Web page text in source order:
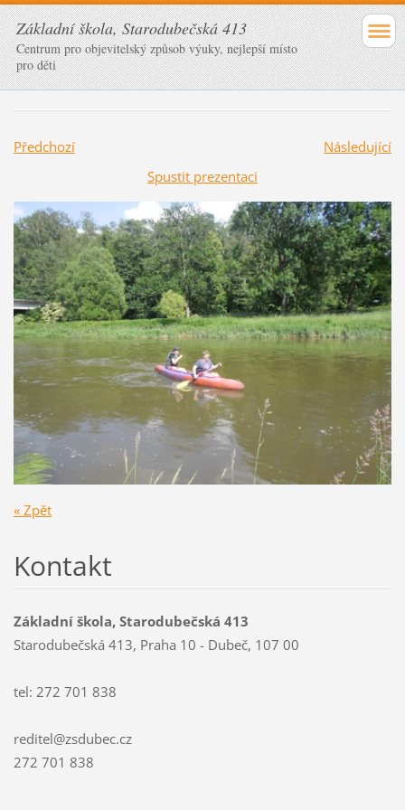
Základní škola, Starodubečská 413
Centrum pro objevitelský způsob výuky, nejlepší místo
pro děti
Předchozí
Následující
Spustit prezentaci
« Zpět
Kontakt
Základní škola, Starodubečská 413
Starodubečská 413, Praha 10 - Dubeč, 107 00
tel: 272 701 838
reditel@zsdubec.cz
272 701 838